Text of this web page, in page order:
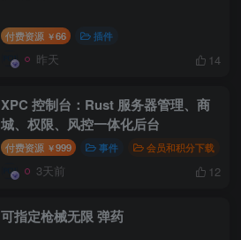
付费资源 ￥66 插件
昨天 14
XPC 控制台：Rust 服务器管理、商
城、权限、风控一体化后台
付费资源 ￥999 事件 会员和积分下载
3天前 12
可指定枪械无限 弹药